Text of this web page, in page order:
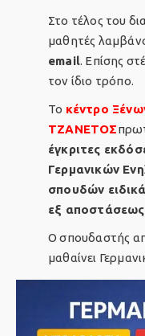
Στο τέλος του
μαθητές
email. Επίσης
τον ίδιο τρόπο.
Το κέντρο
ΤΖΑΝΕΤΟΣ
έγκριτες
Γερμανικών
σπουδών
εξ αποστάσεως
Ο σπουδαστής
μαθαίνει